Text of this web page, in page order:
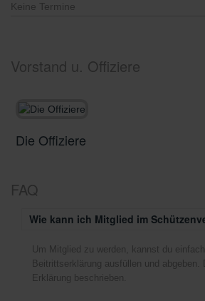
Keine Termine
Vorstand u. Offiziere
Die Offiziere
FAQ
Wie kann ich Mitglied im
Um Mitglied zu werden, kannst du
Beitrittserklärung ausfüllen und abgeben.
Erklärung beschrieben.